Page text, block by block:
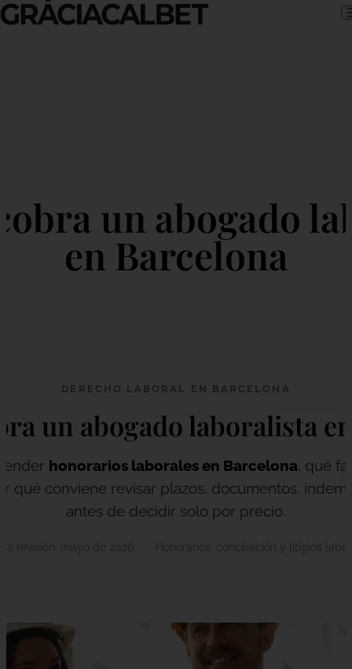
Skip to content
un abogado
en Barcelona
DERECHO LABORAL EN BARCELONA
un abogado laboralista
honorarios laborales en Barcelona, qué
qué conviene revisar plazos, documentos,
antes de decidir solo por precio.
revisión: mayo de 2026 Honorarios, conciliación y litigios